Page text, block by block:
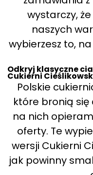
wystarczy,
naszych
wybierzesz to,
Odkryj klasyczne
Cukierni
Polskie
które bronią się
na nich
oferty. Te
wersji Cukierni
jak powinny